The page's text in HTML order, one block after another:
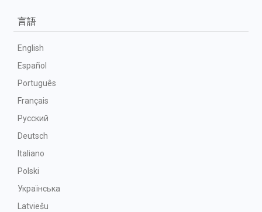
言語
English
Español
Português
Français
Русский
Deutsch
Italiano
Polski
Українська
Latviešu